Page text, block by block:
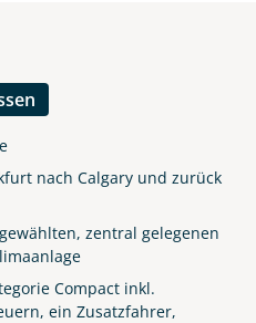
Rockies und seine
nach Calgary und zurück
zentral gelegenen
Compact inkl.
ein Zusatzfahrer,